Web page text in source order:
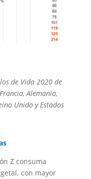
de Vida 2020 de
Alemania,
Unido y Estados
Z consuma
con mayor